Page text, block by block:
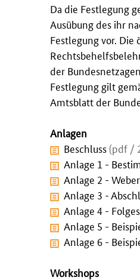
Da die Festlegung
Ausübung des ihr
Festlegung vor.
der
Festlegung gilt
Amtsblatt der
Anlagen
Beschluss (pdf /
Anlage 1 -
Anlage 2 -
Anlage 3 -
Anlage 4 -
Anlage 5 -
Anlage 6 -
Workshops